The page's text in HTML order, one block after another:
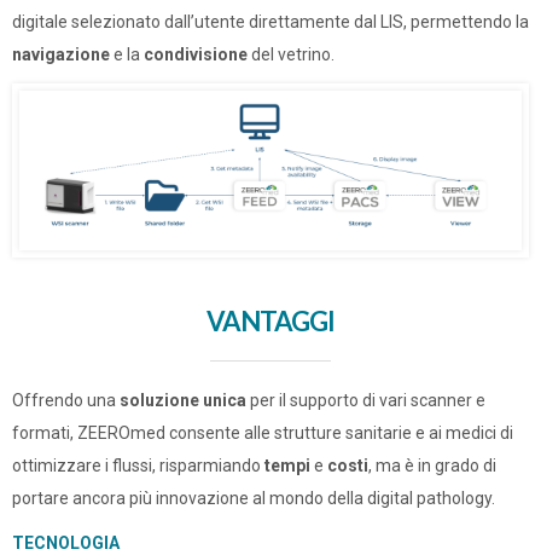
digitale selezionato dall’utente direttamente dal LIS, permettendo la
navigazionee la condivisionedel vetrino.
VANTAGGI
Offrendo una soluzione unica per il supporto di vari scanner e
formati, ZEEROmed consente alle strutture sanitarie e ai medici di
ottimizzare i flussi, risparmiando tempi e costi, ma è in grado di
portare ancora più innovazione al mondo della digital pathology.
TECNOLOGIA